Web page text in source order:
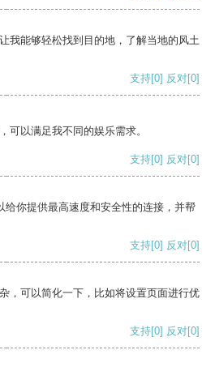
我能够轻松找到目的地，了解当地的风土
支持[0] 反对[0]
可以满足我不同的娱乐需求。
支持[0] 反对[0]
给你提供最高速度和安全性的连接，并帮
支持[0] 反对[0]
，可以简化一下，比如将设置页面进行优
支持[0] 反对[0]